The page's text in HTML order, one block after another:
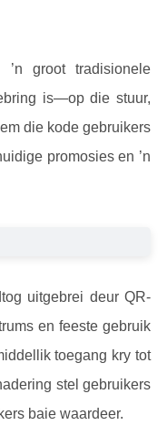
groot tradisionele
is—op die stuur,
die kode gebruikers
promosies en ’n
uitgebrei deur QR-
en feeste gebruik
toegang kry tot
stel gebruikers
baie waardeer.